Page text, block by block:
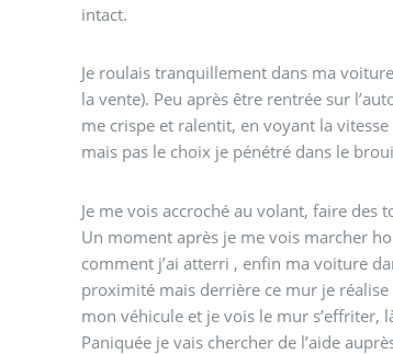
intact.
Je roulais tranquillement dans ma
la vente). Peu après être rentrée sur
me crispe et ralentit, en voyant la
mais pas le choix je pénétré dans le
Je me vois accroché au volant, faire des
Un moment après je me vois marcher
comment j’ai atterri , enfin ma voiture
proximité mais derrière ce mur je réalise
mon véhicule et je vois le mur s’effriter,
Paniquée je vais chercher de l’aide